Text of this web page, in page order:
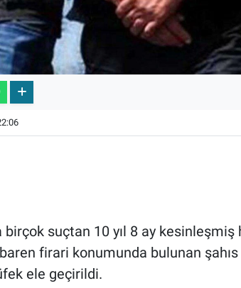
birçok suçtan 10 yıl 8 ay kesinleşmiş
firari konumunda bulunan
ele geçirildi.